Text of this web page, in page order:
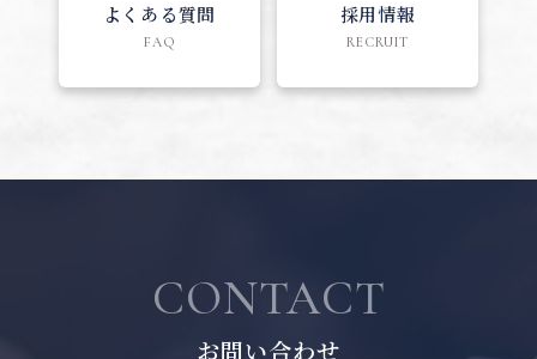
よくある質問
FAQ
採用情報
RECRUIT
CONTACT
お問い合わせ